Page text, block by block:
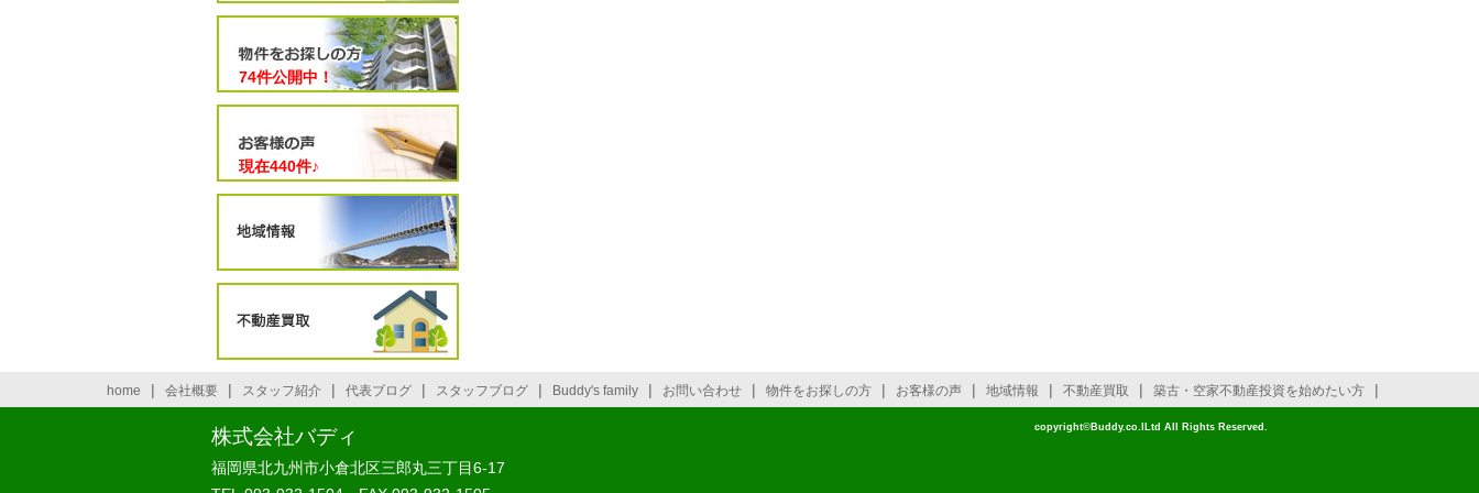
74件公開中！
現在440件♪
home | 会社概要 | スタッフ紹介 | 代表ブログ | スタッフブログ | Buddy's family | お問い合わせ | 物件をお探しの方 | お客様の声 | 地域情報 | 不動産買取 | 築古・空家不動産投資を始めたい方 |
株式会社バディ
福岡県北九州市小倉北区三郎丸三丁目6-17
copyright©Buddy.co.lLtd All Rights Reserved.